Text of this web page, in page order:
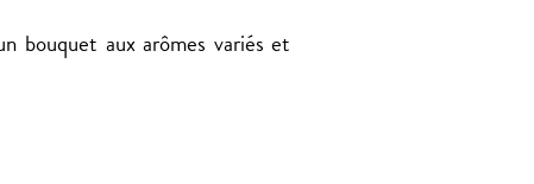
bouquet aux arômes variés et